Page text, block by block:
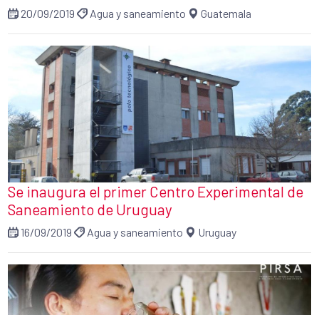
20/09/2019 Agua y saneamiento Guatemala
Se inaugura el primer Centro Experimental de
Saneamiento de Uruguay
16/09/2019 Agua y saneamiento Uruguay